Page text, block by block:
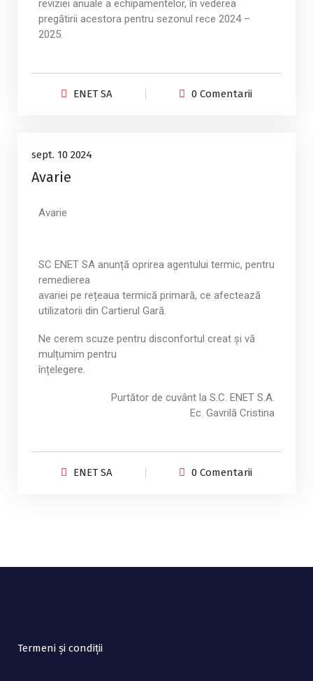
reviziei anuale a echipamentelor, în vederea
pregătirii acestora pentru sezonul rece 2024 –
2025.
ENET SA 0 Comentarii
10
sept., 2024
sept. 10 2024
Avarie
Avarie
SC ENET SA anunță oprirea agentului termic, pentru
remedierea
avariei pe rețeaua termică primară, ce afectează
utilizatorii din Cartierul Gară.
Ne cerem scuze pentru disconfortul creat și vă
mulțumim pentru
înțelegere.
Purtător de cuvânt la S.C. ENET S.A.
Ec. Gavrilă Cristina
ENET SA 0 Comentarii
Termeni și condiții